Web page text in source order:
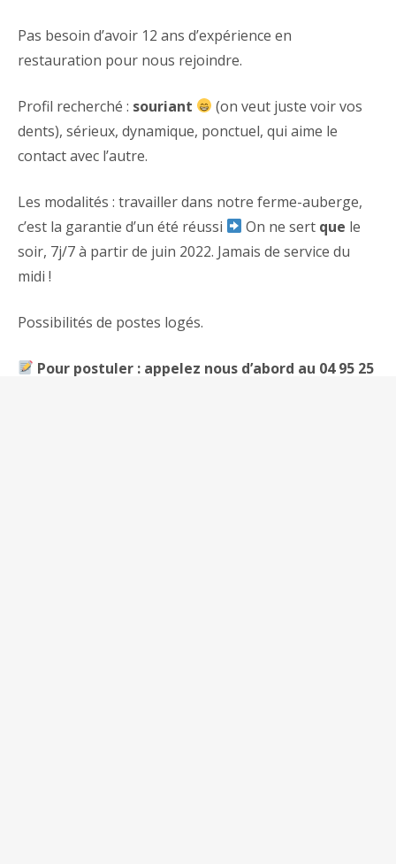
Pas besoin d’avoir 12 ans d’expérience en
restauration pour nous rejoindre.
Profil recherché : souriant
(on veut juste voir vos
dents), sérieux, dynamique, ponctuel, qui aime le
contact avec l’autre.
Les modalités : travailler dans notre ferme-auberge,
c’est la garantie d’un été réussi
On ne sert que le
soir, 7j/7 à partir de juin 2022. Jamais de service du
midi !
Possibilités de postes logés.
Pour postuler : appelez nous d’abord au 04 95 25